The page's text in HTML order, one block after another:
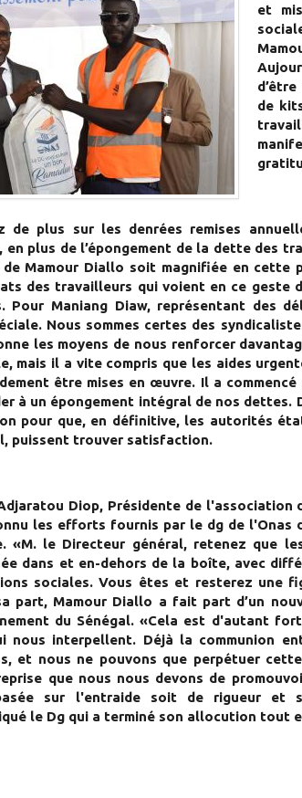
et
de
de plus sur les denrées remises
en plus de l’épongement de la dette des
Mamour Diallo soit magnifiée en cette
des travailleurs qui voient en ce geste
Pour Maniang Diaw, représentant des
Nous sommes certes des
les moyens de nous renforcer
mais il a vite compris que les aides
être mises en œuvre. Il a
à un épongement intégral de nos dettes.
pour que, en définitive, les autorités
puissent trouver satisfaction.
Diop, Présidente de l'association
les efforts fournis par le dg de l'Onas
«M. le Directeur général, retenez que
dans et en-dehors de la boîte, avec
sociales. Vous êtes et resterez une
part, Mamour Diallo a fait part d’un
du Sénégal. «Cela est d'autant
nous interpellent. Déjà la communion
et nous ne pouvons que perpétuer
que nous nous devons de
sur l'entraide soit de rigueur et
le Dg qui a terminé son allocution